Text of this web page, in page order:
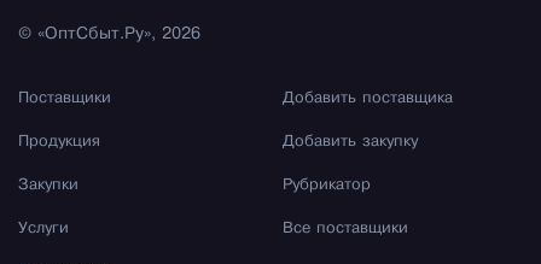
© «ОптСбыт.Ру», 2026
Поставщики
Продукция
Закупки
Услуги
Добавить поставщика
Добавить закупку
Рубрикатор
Все поставщики